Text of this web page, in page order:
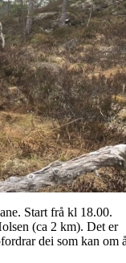
Start frå kl 18.00.
(ca 2 km). Det er
dei som kan om